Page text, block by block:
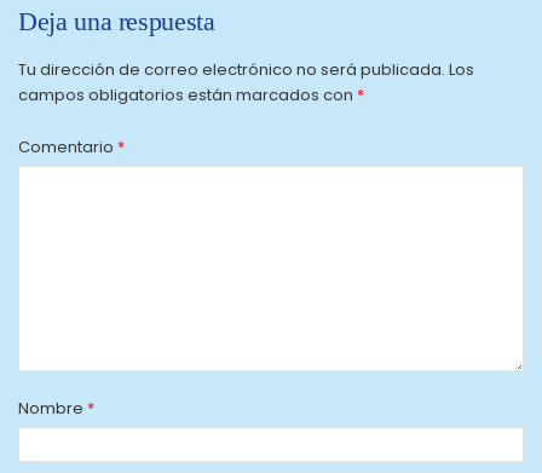
Deja una respuesta
Tu dirección de correo electrónico no será publicada. Los
campos obligatorios están marcados con *
Comentario *
Nombre *